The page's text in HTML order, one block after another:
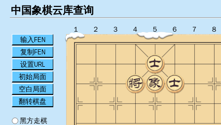
中国象棋云库查询
输入FEN
复制FEN
设置URL
初始局面
空白局面
翻转棋盘
黑方走棋
１ ２ ３ ４ ５ ６ ７ ８